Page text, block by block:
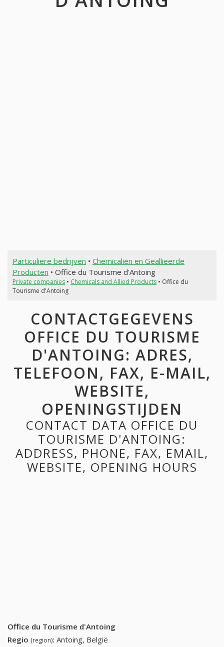
Particuliere bedrijven • Chemicaliën en Geallieerde
Producten • Office du Tourisme d'Antoing
Private companies• Chemicals and Allied Products• Office du
Tourisme d'Antoing
CONTACTGEGEVENS
OFFICE DU TOURISME
D'ANTOING: ADRES,
TELEFOON, FAX, E-MAIL,
WEBSITE,
OPENINGSTIJDEN
CONTACT DATA OFFICE DU
TOURISME D'ANTOING:
ADDRESS, PHONE, FAX, EMAIL,
WEBSITE, OPENING HOURS
Office du Tourisme d'Antoing
Regio (region): Antoing, België